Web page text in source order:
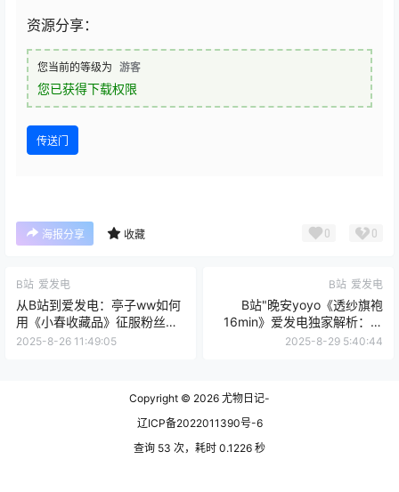
资源分享：
您当前的等级为 游客
您已获得下载权限
传送门
海报分享 收藏 0 0
B站 爱发电
从B站到爱发电：亭子ww如何
用《小春收藏品》征服粉丝的
心？
2025-8-26 11:49:05
B站 爱发电
B站"晚安yoyo《透纱旗袍
16min》爱发电独家解析：古
典韵味与现代审美的极致融合"
2025-8-29 5:40:44
Copyright © 2026 尤物日记-
辽ICP备2022011390号-6
查询 53 次，耗时 0.1226 秒